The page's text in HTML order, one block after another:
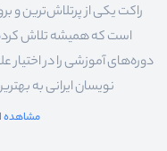
شبکه
سخت_افزار
عمومی
راکت یکی از پرتلاش‌ترین و
است که همیشه تلاش کرده
دوره‌های آموزشی را در اختیار
نویسان ایرانی به
مشاهده